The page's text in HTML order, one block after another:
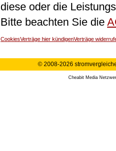
diese oder die
Bitte beachten Sie die
CookiesVerträge hier kündigenVerträge
© 2008-2026
Cheabit Media